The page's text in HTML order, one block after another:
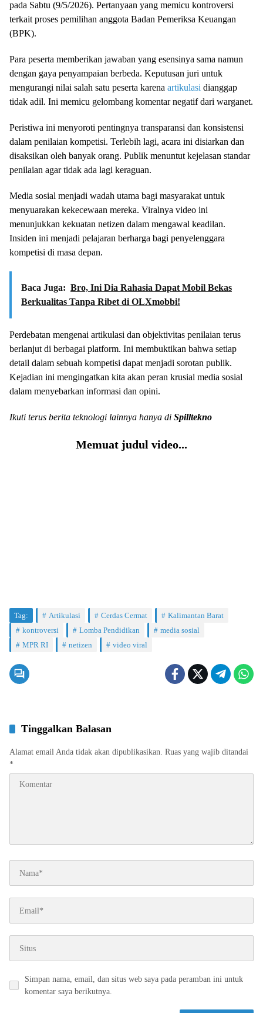
pada Sabtu (9/5/2026). Pertanyaan yang memicu kontroversi
terkait proses pemilihan anggota Badan Pemeriksa Keuangan
(BPK).
Para peserta memberikan jawaban yang esensinya sama namun
dengan gaya penyampaian berbeda. Keputusan juri untuk
mengurangi nilai salah satu peserta karena artikulasi dianggap
tidak adil. Ini memicu gelombang komentar negatif dari warganet.
Peristiwa ini menyoroti pentingnya transparansi dan konsistensi
dalam penilaian kompetisi. Terlebih lagi, acara ini disiarkan dan
disaksikan oleh banyak orang. Publik menuntut kejelasan standar
penilaian agar tidak ada lagi keraguan.
Media sosial menjadi wadah utama bagi masyarakat untuk
menyuarakan kekecewaan mereka. Viralnya video ini
menunjukkan kekuatan netizen dalam mengawal keadilan.
Insiden ini menjadi pelajaran berharga bagi penyelenggara
kompetisi di masa depan.
Baca Juga: Bro, Ini Dia Rahasia Dapat Mobil Bekas
Berkualitas Tanpa Ribet di OLXmobbi!
Perdebatan mengenai artikulasi dan objektivitas penilaian terus
berlanjut di berbagai platform. Ini membuktikan bahwa setiap
detail dalam sebuah kompetisi dapat menjadi sorotan publik.
Kejadian ini mengingatkan kita akan peran krusial media sosial
dalam menyebarkan informasi dan opini.
Ikuti terus berita teknologi lainnya hanya di Spilltekno
Memuat judul video...
Tag: Artikulasi Cerdas Cermat
Kalimantan Barat
kontroversi
Lomba Pendidikan
media sosial
MPR RI
netizen video viral
Tinggalkan Balasan
Alamat email Anda tidak akan dipublikasikan. Ruas yang wajib ditandai
*
Simpan nama, email, dan situs web saya pada peramban ini untuk
komentar saya berikutnya.